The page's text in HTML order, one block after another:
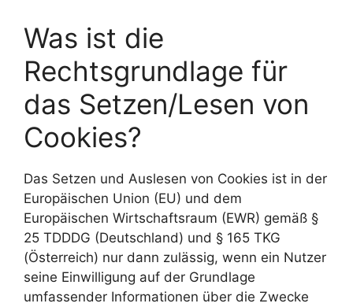
Was ist die
Rechtsgrundlage für
das Setzen/Lesen von
Cookies?
Das Setzen und Auslesen von Cookies ist in der
Europäischen Union (EU) und dem
Europäischen Wirtschaftsraum (EWR) gemäß §
25 TDDDG (Deutschland) und § 165 TKG
(Österreich) nur dann zulässig, wenn ein Nutzer
seine Einwilligung auf der Grundlage
umfassender Informationen über die Zwecke